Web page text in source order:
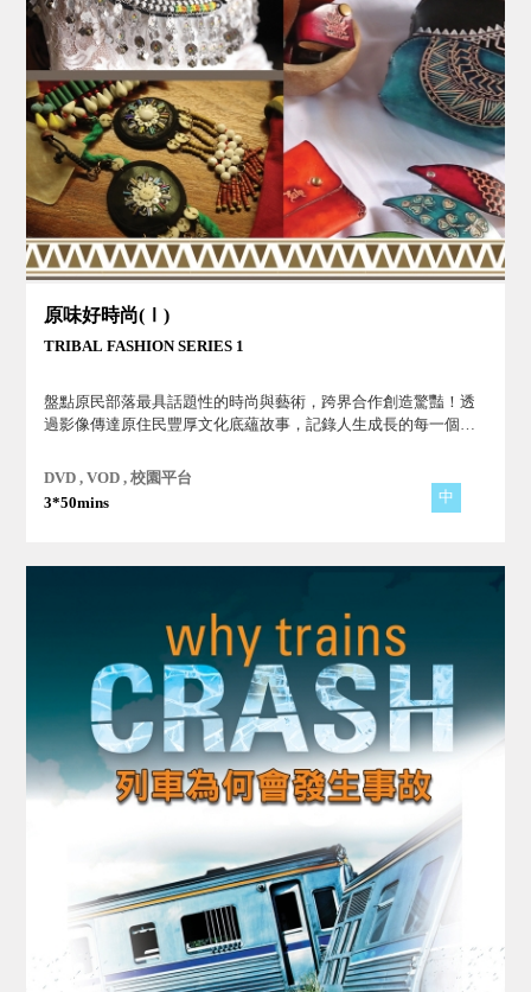
原味好時尚(Ⅰ)
TRIBAL FASHION SERIES 1
盤點原民部落最具話題性的時尚與藝術，跨界合作創造驚豔！透
過影像傳達原住民豐厚文化底蘊故事，記錄人生成長的每一個重
DVD , VOD , 校園平台
3*50mins
中